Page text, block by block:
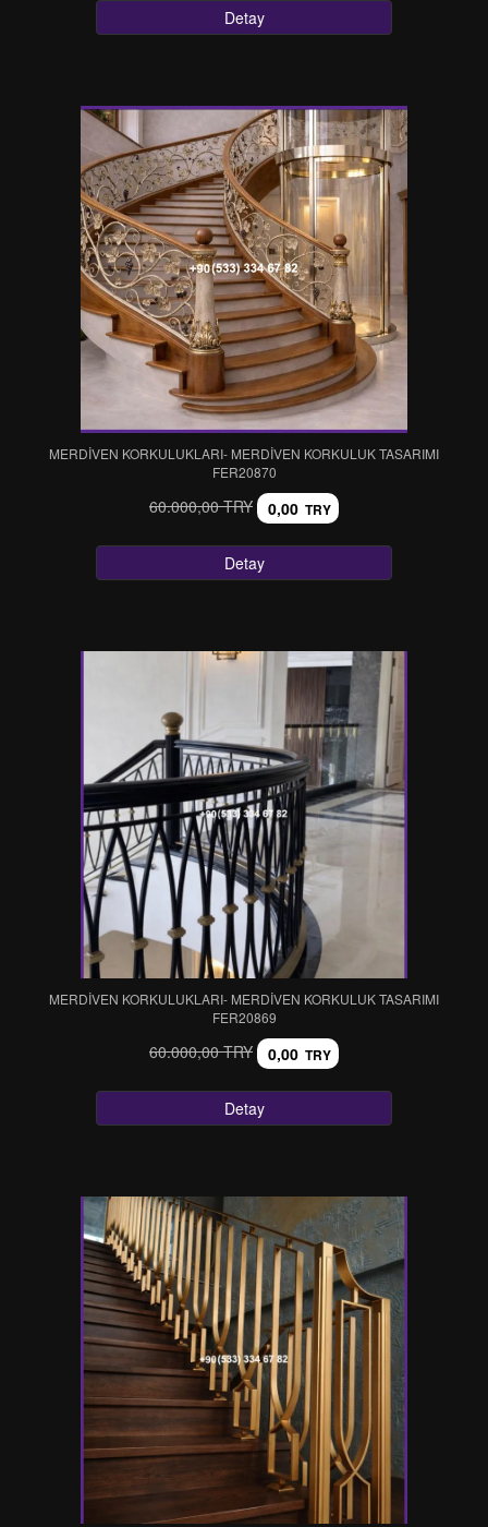
Detay
MERDİVEN KORKULUKLARI- MERDİVEN KORKULUK TASARIMI
FER20870
60.000,00 TRY 0,00 TRY
Detay
MERDİVEN KORKULUKLARI- MERDİVEN KORKULUK TASARIMI
FER20869
60.000,00 TRY 0,00 TRY
Detay